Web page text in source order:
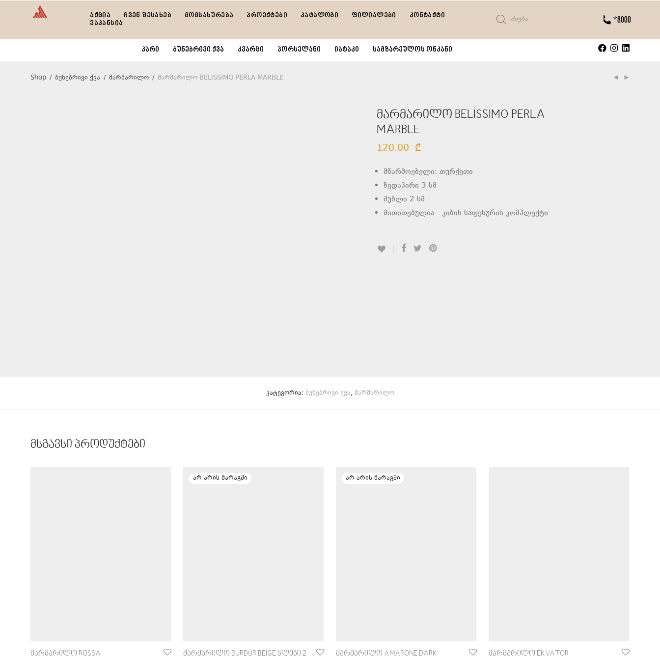
აქცია ჩვენ შესახებ მომსახურება პროექტები კატალოგი ფილიალები
კონტაქტი
ვაკანსია
*8000
კარი ბუნებრივი ქვა კვარცი პორსელანი იატაკი სამზარეულოს ონკანი
Shop / ბუნებრივი ქვა / მარმარილო / მარმარილო BELISSIMO PERLA MARBLE
მარმარილო BELISSIMO PERLA
MARBLE
120.00 ₾
მწარმოებელი: თურქეთი
ზედაპირი 3 სმ
შუბლი 2 სმ
მითითებულია კიბის საფეხურის კომპლექტი
კატეგორია: ბუნებრივი ქვა, მარმარილო
მსგავსი პროდუქტები
მარმარილო ROSSA მარმარილო BURDUR BEIGE სლები 2 მარმარილო AMARONE DARK მარმარილო EKVATOR